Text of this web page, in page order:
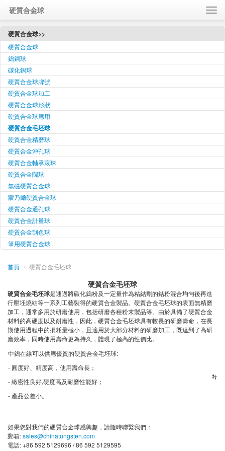
硬質合金球
首頁
關於我們
聯繫我們
訪問我們
留言回饋
Language / 语言
硬質合金球>>
硬質合金球
鎢鋼球
碳化鎢球
硬質合金球牌號
硬質合金球加工
硬質合金球形狀
硬質合金球應用
硬質合金毛坯球
硬質合金精磨球
硬質合金沖孔球
硬質合金軸承滾珠
硬質合金閥球
無磁硬質合金球
蒙乃爾硬質合金球
硬質合金通孔球
硬質合金計量球
硬質合金刮色球
筆用硬質合金球
首頁 / 硬質合金毛坯球
硬質合金毛坯球
硬質合金毛坯球是通過將碳化鎢粉及一定量作為粘結劑的鈷粉混合均勻後再進
行壓坯燒結等一系列工藝製得的硬質合金製品。硬質合金毛坯球的表面無精磨
加工，通常多用於研磨使用，包括研磨各種粉末製品等。由於具備了硬質合金
材料的高硬度以及耐磨性，因此，硬質合金毛坯球具有較長的研磨壽命，在長
期使用過程中的損耗量極小，且適用於大部分材料的研磨加工，既達到了高研
磨效率，同時使用壽命更為持久，體現了極高的性價比。
中鎢在線可以供應優質的硬質合金毛坯球:
- 圓度好、精度高，使用壽命長；
- 緻密性良好,硬度高及耐磨性能好；
- 產品公差小。
如果您對我們的硬質合金球感興趣，請隨時聯繫我們：
郵箱:sales@chinatungsten.com
電話: +86 592 5129696 / 86 592 5129595